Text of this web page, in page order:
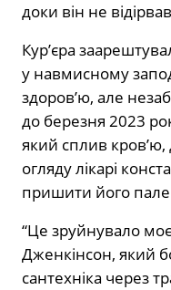
доки він не
Кур’єра
у навмисному
здоров’ю, але
до березня 2023
який сплив кров’ю,
огляду лікарі
пришити його
“Це зруйнувало
Дженкінсон, який
сантехніка через